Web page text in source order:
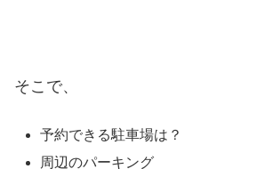
そこで、
予約できる駐車場は？
周辺のパーキング